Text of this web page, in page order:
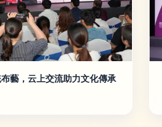
藝，云上交流助力文化傳承